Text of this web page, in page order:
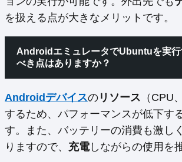
を扱える点が大きなメリットです。
AndroidエミュレータでUbuntuを実行
べき点はありますか？
Androidデバイスの リソース （CPU
するため、パフォーマンスが低下す
す。また、バッテリーの消費も激し
りますので、 充電しながらの使用を